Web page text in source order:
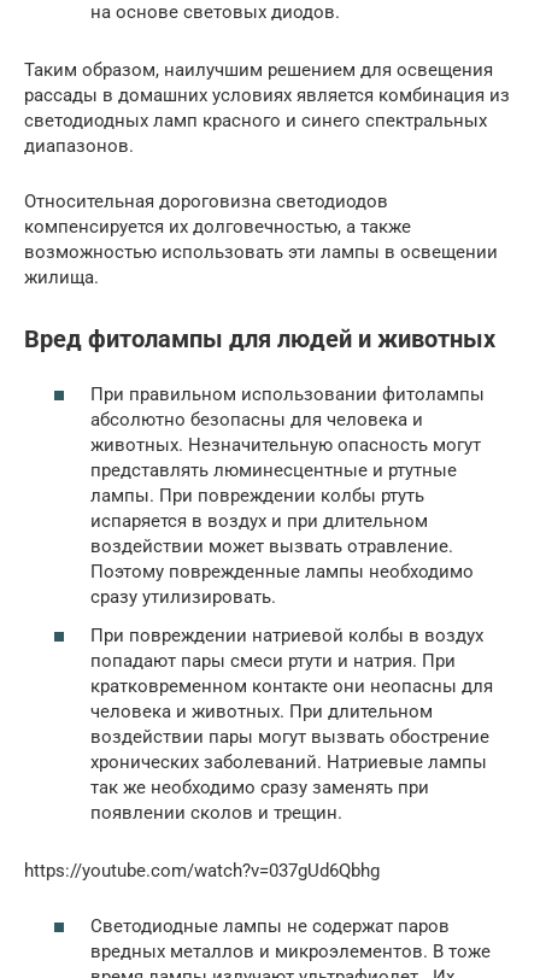
на основе световых диодов.
Таким образом, наилучшим решением для освещения
рассады в домашних условиях является комбинация из
светодиодных ламп красного и синего спектральных
диапазонов.
Относительная дороговизна светодиодов
компенсируется их долговечностью, а также
возможностью использовать эти лампы в освещении
жилища.
Вред фитолампы для людей и животных
При правильном использовании фитолампы
абсолютно безопасны для человека и
животных. Незначительную опасность могут
представлять люминесцентные и ртутные
лампы. При повреждении колбы ртуть
испаряется в воздух и при длительном
воздействии может вызвать отравление.
Поэтому поврежденные лампы необходимо
сразу утилизировать.
При повреждении натриевой колбы в воздух
попадают пары смеси ртути и натрия. При
кратковременном контакте они неопасны для
человека и животных. При длительном
воздействии пары могут вызвать обострение
хронических заболеваний. Натриевые лампы
так же необходимо сразу заменять при
появлении сколов и трещин.
https://youtube.com/watch?v=037gUd6Qbhg
Светодиодные лампы не содержат паров
вредных металлов и микроэлементов. В тоже